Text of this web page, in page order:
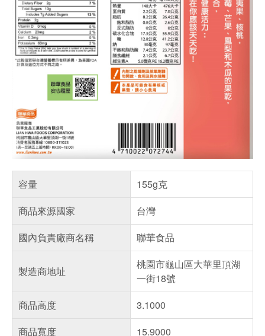
容量
155g克
商品來源國家
台灣
國內負責廠商名稱
聯華食品
製造商地址
桃園市龜山區大華里頂湖
一街18號
商品高度
3.1000
商品寬度
15.9000